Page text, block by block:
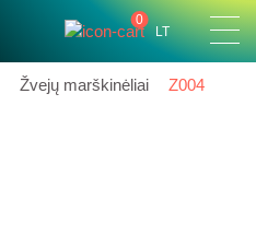
0
LT
Žvejų marškinėliai Z004